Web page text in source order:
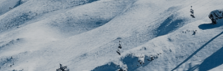
GIDS VOOR UW
BEZOEK IN DE
te bereiden